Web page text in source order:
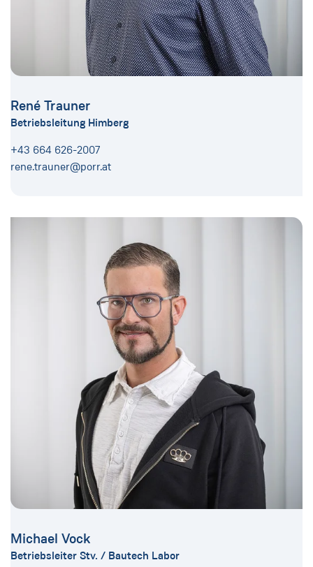
René Trauner
Betriebsleitung Himberg
+43 664 626-2007
rene.trauner@porr.at
Michael Vock
Betriebsleiter Stv. / Bautech Labor